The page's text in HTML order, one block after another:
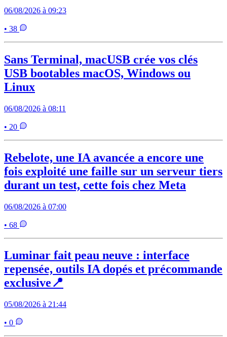
06/08/2026 à 09:23
• 38
Sans Terminal, macUSB crée vos clés
USB bootables macOS, Windows ou
Linux
06/08/2026 à 08:11
• 20
Rebelote, une IA avancée a encore une
fois exploité une faille sur un serveur tiers
durant un test, cette fois chez Meta
06/08/2026 à 07:00
• 68
Luminar fait peau neuve : interface
repensée, outils IA dopés et précommande
exclusive📍
05/08/2026 à 21:44
• 0